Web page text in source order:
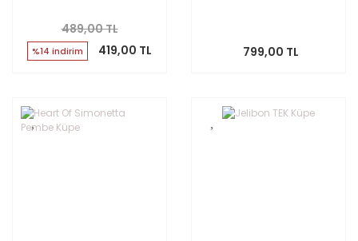
489,00 TL
%14 indirim 419,00 TL 799,00 TL